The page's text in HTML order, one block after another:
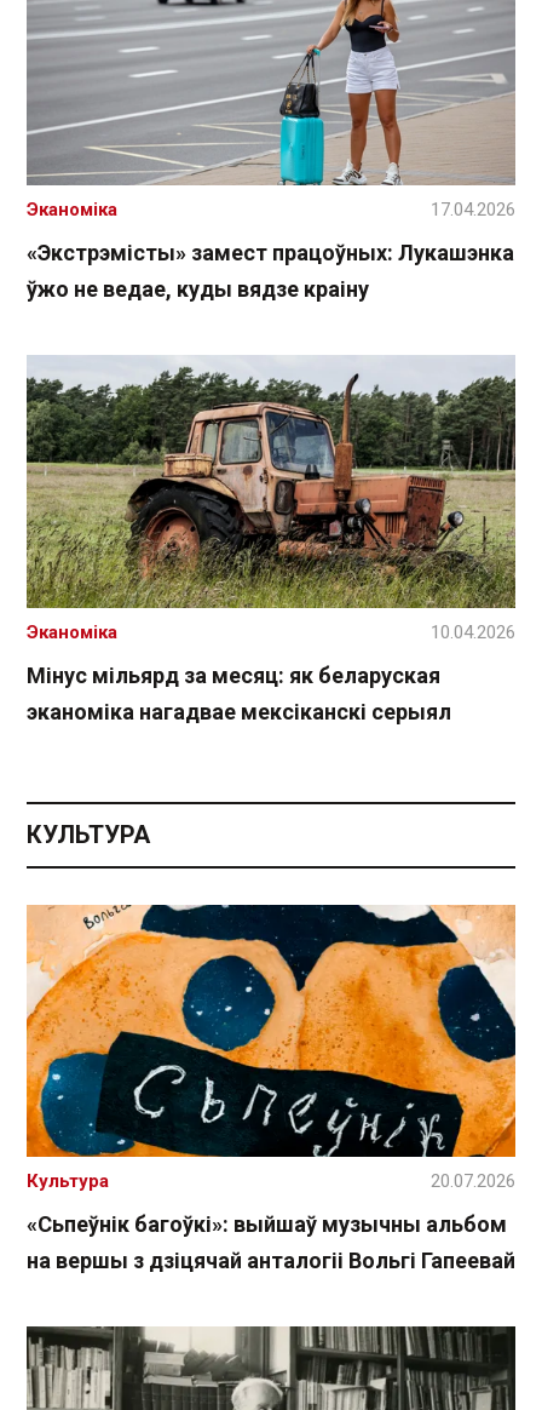
«Экстрэмісты» замест працоўных: Лукашэнка
ўжо не ведае, куды вядзе краіну
Эканоміка 17.04.2026
Мінус мільярд за месяц: як беларуская
эканоміка нагадвае мексіканскі серыял
Эканоміка 10.04.2026
КУЛЬТУРА
«Сьпеўнік багоўкі»: выйшаў музычны альбом
на вершы з дзіцячай анталогіі Вольгі Гапеевай
Культура 20.07.2026